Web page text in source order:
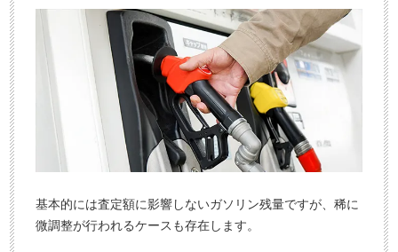
基本的には査定額に影響しないガソリン残量ですが、稀に
微調整が行われるケースも存在します。